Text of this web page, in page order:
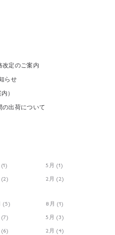
改定のご案内
らせ
）
の出荷について
5月 (1)
2月 (2)
(5)
8月 (1)
(7)
5月 (3)
2月 (4)